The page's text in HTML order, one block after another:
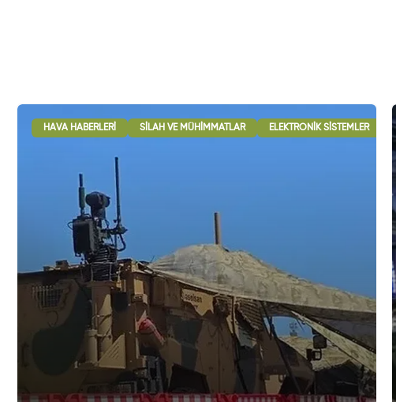
HAVA HABERLERI SILAH VE MÜHIMMATLAR ELEKTRONIK SISTEMLER